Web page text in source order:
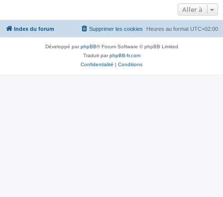
Aller à
Index du forum Heures au format UTC+02:00
Supprimer les cookies
Développé parphpBB® Forum Software © phpBB Limited
Traduit parphpBB-fr.com
Confidentialité | Conditions